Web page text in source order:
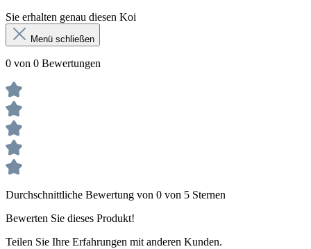
Sie erhalten genau diesen Koi
Menü schließen
0 von 0 Bewertungen
Durchschnittliche Bewertung von 0 von 5 Sternen
Bewerten Sie dieses Produkt!
Teilen Sie Ihre Erfahrungen mit anderen Kunden.